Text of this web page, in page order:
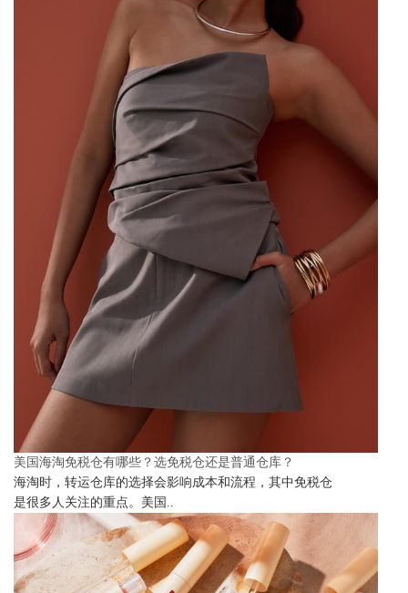
美国海淘免税仓有哪些？选免税仓还是普通仓库？
海淘时，转运仓库的选择会影响成本和流程，其中免税仓
是很多人关注的重点。美国..